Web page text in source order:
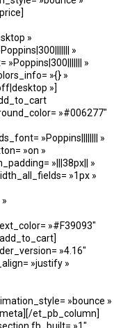
»
»
»
»{} »
»]
»#006277″
»Poppins|||||||| »
»on »
»|||38px|| »
»1px »
»#F39093″
»4.16″
»justify »
»bounce »
et_pb_column]
fb_built= »1″